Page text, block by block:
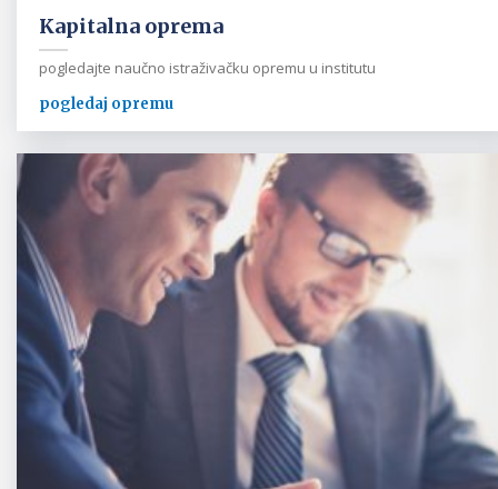
Kapitalna oprema
pogledajte naučno istraživačku opremu u institutu
pogledaj opremu